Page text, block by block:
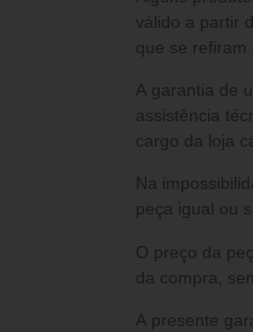
válido a partir
que se refiram
A garantia de um
assistência
cargo da loja
Na
peça igual ou
O preço da
da compra,
A presente